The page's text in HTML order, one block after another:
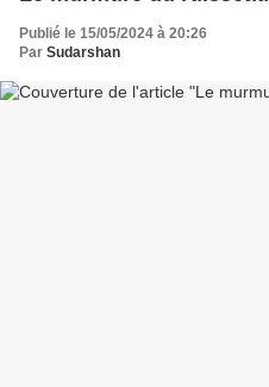
Publié le 15/05/2024 à 20:26
Par Sudarshan